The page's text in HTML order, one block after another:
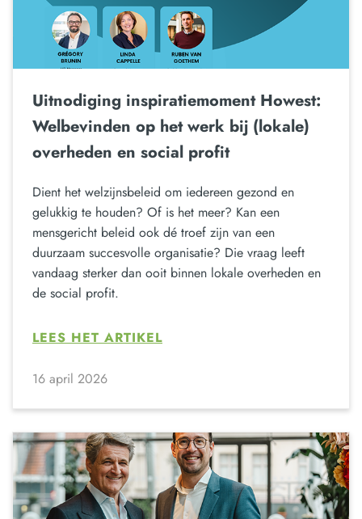
Uitnodiging inspiratiemoment Howest:
Welbevinden op het werk bij (lokale)
overheden en social profit
Dient het welzijnsbeleid om iedereen gezond en
gelukkig te houden? Of is het meer? Kan een
mensgericht beleid ook dé troef zijn van een
duurzaam succesvolle organisatie? Die vraag leeft
vandaag sterker dan ooit binnen lokale overheden en
de social profit.
LEES HET ARTIKEL
16 april 2026